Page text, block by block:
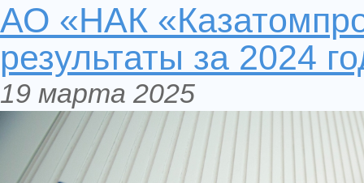
АО «НАК
результаты за 2024
19 марта 2025